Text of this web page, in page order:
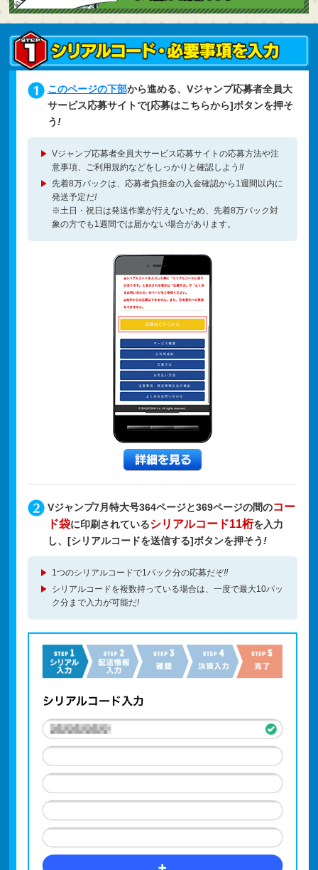
このページの下部から進める、Vジャンプ応募者全員大
サービス応募サイトで[応募はこちらから]ボタンを押そ
う!
Vジャンプ応募者全員大サービス応募サイトの応募方法や注
意事項、ご利用規約などをしっかりと確認しよう !!
先着8万パックは、応募者負担金の入金確認から1週間以内に
発送予定だ!
※土日・祝日は発送作業が行えないため、先着8万パック対
象の方でも1週間では届かない場合があります。
Vジャンプ7月特大号364ページと369ページの間のコー
ド袋に印刷されているシリアルコード11桁を入力
し、[シリアルコードを送信する]ボタンを押そう!
1つのシリアルコードで1パック分の応募だぞ!!
シリアルコードを複数持っている場合は、一度で最大10パッ
ク分まで入力が可能だ!